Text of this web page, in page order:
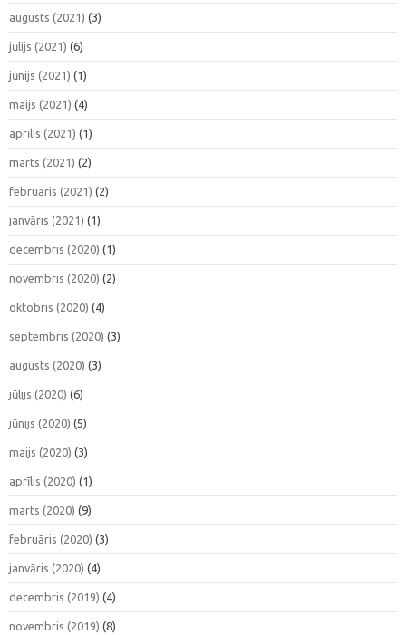
augusts (2021) (3)
jūlijs (2021) (6)
jūnijs (2021) (1)
maijs (2021) (4)
aprīlis (2021) (1)
marts (2021) (2)
februāris (2021) (2)
janvāris (2021) (1)
decembris (2020) (1)
novembris (2020) (2)
oktobris (2020) (4)
septembris (2020) (3)
augusts (2020) (3)
jūlijs (2020) (6)
jūnijs (2020) (5)
maijs (2020) (3)
aprīlis (2020) (1)
marts (2020) (9)
februāris (2020) (3)
janvāris (2020) (4)
decembris (2019) (4)
novembris (2019) (8)